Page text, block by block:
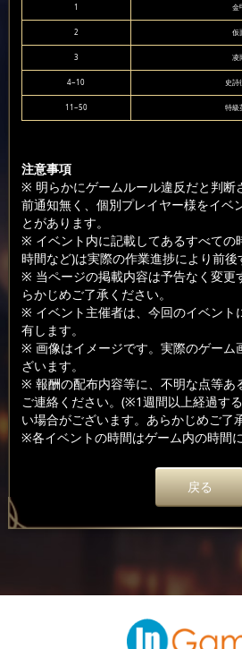
1 金
2 仮
3 凌
4~10 史詩
11~50 特級
注意事項
※ 明らかにゲームルール違反だと判断
前通知無く、個別プレイヤー様をイベ
とがあります。
※ イベント内に記載してあるすべての
時間など)は実際の作業進捗により前後
※ 当ページの掲載内容は予告なく変更
らかじめご了承ください。
※ イベント主催者は、今回のイベント
有します。
※ 画像はイメージです。実際のゲーム
ざいます。
※ 報酬の配布内容等に、不明な点等あ
ご連絡ください。(※1週間以上経過す
い場合がございます。あらかじめご了
※各イベントの時間はゲーム内の時間に
戻る